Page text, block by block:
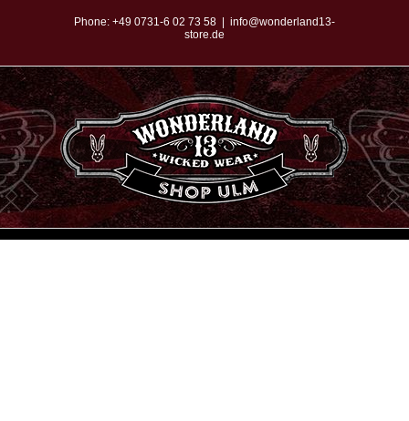
springen
Phone: +49 0731-6 02 73 58
info@wonderland13-
store.de